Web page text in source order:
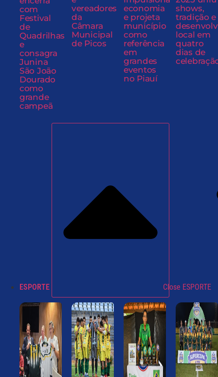
com
Festival
de
Quadrilhas
e
consagra
Junina
São João
Dourado
como
grande
campeã
vereadores
da
Câmara
Municipal
de Picos
economia
e projeta
município
como
referência
em
grandes
eventos
no Piauí
shows,
tradição e
local em
quatro
dias de
ESPORTE Close ESPORTE